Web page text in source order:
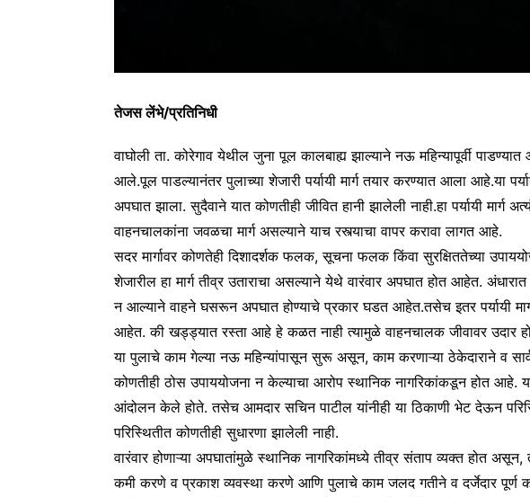
तेजस लेंभे/प्रतिनिधी
वाघोली ता. कोरेगाव येथील जुना पूल कालबाह्य झाल्याने नऊ महिन्यापूर्वी
आले.पूल पाडल्यानंतर पुलाच्या शेजारी पर्यायी मार्ग तयार करण्यात आला आहे.या
अपघात झाला. सुदैवाने यात कोणतीही जीवित हानी झालेली नाही.हा पर्यायी मार्ग
वाहनचालकांना जवळचा मार्ग असल्याने याच रस्त्याचा वापर करावा लागत आहे.
सदर मार्गावर कोणतेही दिशादर्शक फलक, सूचना फलक किंवा सुरक्षिततेच्या
शेजारील हा मार्ग तीव्र उताराचा असल्याने येथे वारंवार अपघात होत आहेत.
न आल्याने वाहने घसरून अपघात होण्याचे प्रकार घडत आहेत.तसेच इतर पर्यायी
आहेत. की खड्ड्यात रस्ता आहे हे कळत नाही त्यामुळे वाहनचालक जीवावर उदार
या पुलाचे काम गेल्या नऊ महिन्यांपासून सुरू असून, काम करणाऱ्या ठेकेदाराने व
कोणतीही ठोस उपाययोजना न केल्याचा आरोप स्थानिक नागरिकांकडून होत आहे.
आंदोलन केले होते. तसेच आमदार सचिन पाटील यांनीही या ठिकाणी भेट देऊन
परिस्थितीत कोणतीही सुधारणा झालेली नाही.
वारंवार होणाऱ्या अपघातांमुळे स्थानिक नागरिकांमध्ये तीव्र संताप व्यक्त होत
कमी करणे व प्रकाश व्यवस्था करणे आणि पुलाचे काम जलद गतीने व दर्जेदार पूर्ण